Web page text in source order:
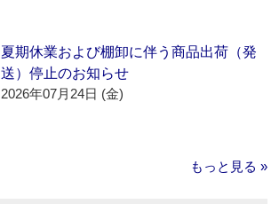
夏期休業および棚卸に伴う商品出荷（発
送）停止のお知らせ
2026年07月24日 (金)
もっと見る »